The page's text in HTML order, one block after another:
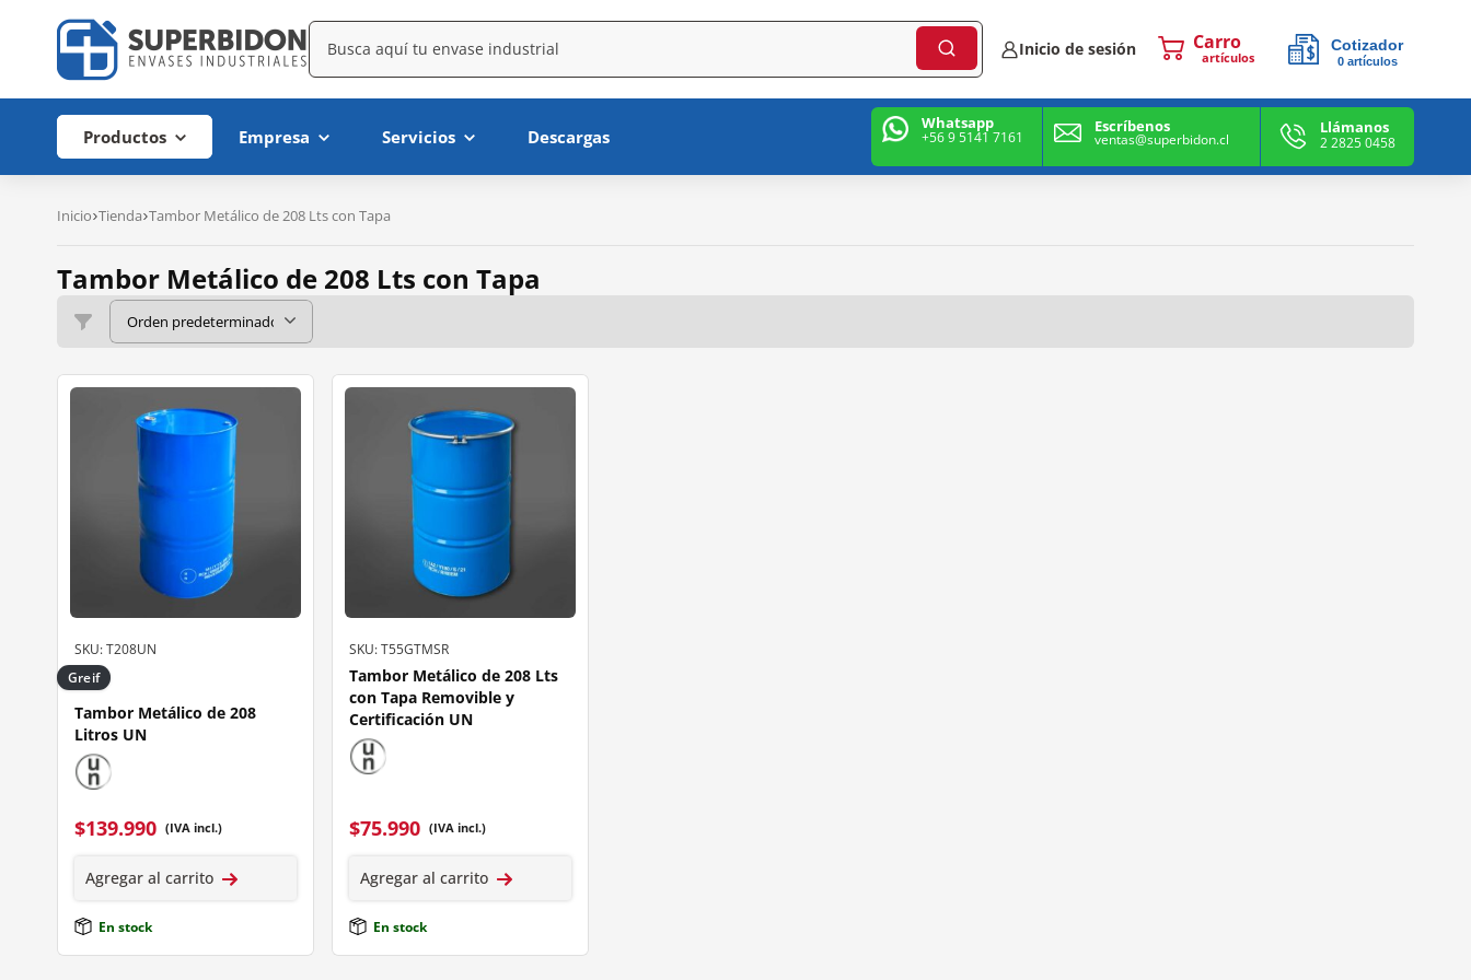
Inicio de sesión artículos
Cotizador
0artículos
Productos Empresa Servicios Descargas
Whatsapp
+56 9 5141 7161
Escríbenos
ventas@superbidon.cl
Llámanos
2 2825 0458
Inicio Tienda Tambor Metálico de 208 Lts con Tapa
Tambor Metálico de 208 Lts con Tapa
SKU: T208UN
Greif
Tambor Metálico de 208
Litros UN
$139.990 (IVA incl.)
Agregar al carrito
En stock
SKU: T55GTMSR
Tambor Metálico de 208 Lts
con Tapa Removible y
Certificación UN
$75.990 (IVA incl.)
Agregar al carrito
En stock